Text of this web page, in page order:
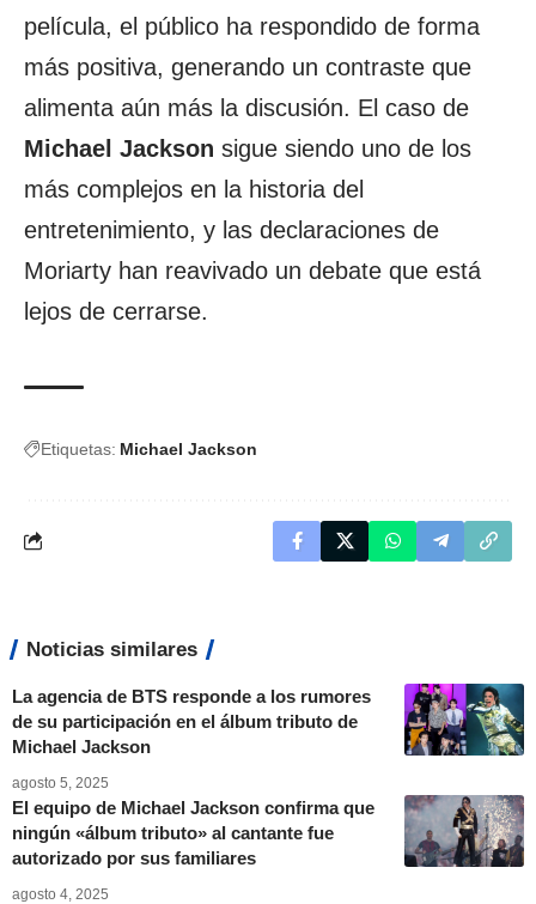
película, el público ha respondido de forma
más positiva, generando un contraste que
alimenta aún más la discusión. El caso de
Michael Jackson sigue siendo uno de los
más complejos en la historia del
entretenimiento, y las declaraciones de
Moriarty han reavivado un debate que está
lejos de cerrarse.
Etiquetas: Michael Jackson
Noticias similares
La agencia de BTS responde a los rumores
de su participación en el álbum tributo de
Michael Jackson
agosto 5, 2025
El equipo de Michael Jackson confirma que
ningún «álbum tributo» al cantante fue
autorizado por sus familiares
agosto 4, 2025